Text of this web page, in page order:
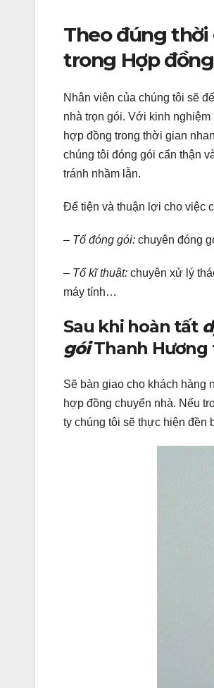
Theo đúng thời
trong Hợp
Nhân viên của chúng tôi sẽ
nhà trọn gói. Với kinh
hợp đồng trong thời gian
chúng tôi đóng gói cẩn thận
tránh nhầm lẫn.
Để tiện và thuận lợi cho việc
– Tổ đóng gói: chuyên đóng
– Tổ kĩ thuật: chuyên xử lý
máy tính…
Sau khi hoàn tất
góiThanh Hương
Sẽ bàn giao cho khách hàng
hợp đồng chuyển nhà. Nếu
ty chúng tôi sẽ thực hiện đền